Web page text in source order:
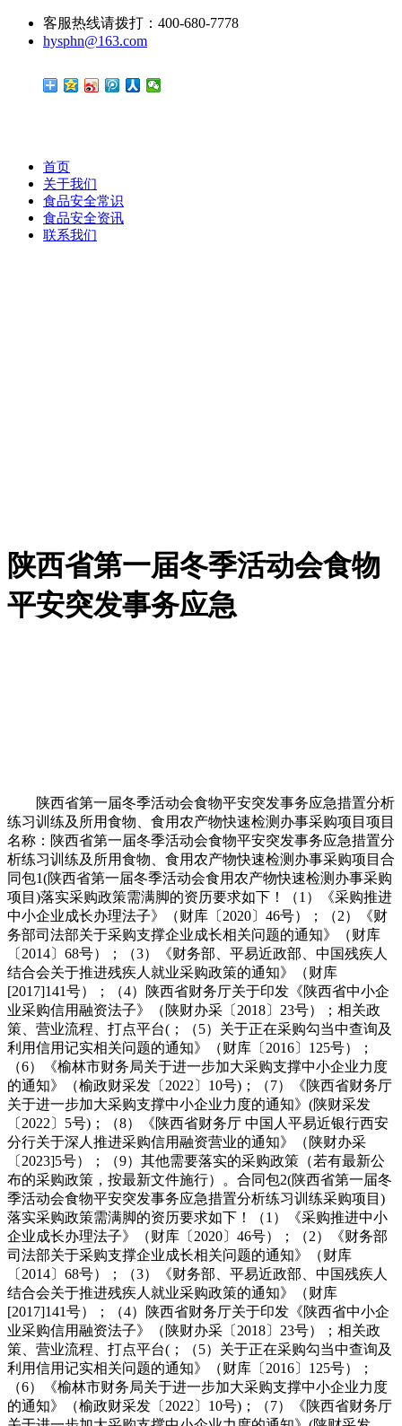
客服热线请拨打：400-680-7778
hysphn@163.com
首页
关于我们
食品安全常识
食品安全资讯
联系我们
陕西省第一届冬季活动会食物
平安突发事务应急
陕西省第一届冬季活动会食物平安突发事务应急措置分析
练习训练及所用食物、食用农产物快速检测办事采购项目项目
名称：陕西省第一届冬季活动会食物平安突发事务应急措置分
析练习训练及所用食物、食用农产物快速检测办事采购项目合
同包1(陕西省第一届冬季活动会食用农产物快速检测办事采购
项目)落实采购政策需满脚的资历要求如下！（1）《采购推进
中小企业成长办理法子》（财库〔2020〕46号）；（2）《财
务部司法部关于采购支撑企业成长相关问题的通知》（财库
〔2014〕68号）；（3）《财务部、平易近政部、中国残疾人
结合会关于推进残疾人就业采购政策的通知》（财库
[2017]141号）；（4）陕西省财务厅关于印发《陕西省中小企
业采购信用融资法子》（陕财办采〔2018〕23号）；相关政
策、营业流程、打点平台(；（5）关于正在采购勾当中查询及
利用信用记实相关问题的通知》（财库〔2016〕125号）；
（6）《榆林市财务局关于进一步加大采购支撑中小企业力度
的通知》（榆政财采发〔2022〕10号)；（7）《陕西省财务厅
关于进一步加大采购支撑中小企业力度的通知》(陕财采发
〔2022〕5号)；（8）《陕西省财务厅 中国人平易近银行西安
分行关于深人推进采购信用融资营业的通知》（陕财办采
〔2023]5号）；（9）其他需要落实的采购政策（若有最新公
布的采购政策，按最新文件施行）。合同包2(陕西省第一届冬
季活动会食物平安突发事务应急措置分析练习训练采购项目)
落实采购政策需满脚的资历要求如下！（1）《采购推进中小
企业成长办理法子》（财库〔2020〕46号）；（2）《财务部
司法部关于采购支撑企业成长相关问题的通知》（财库
〔2014〕68号）；（3）《财务部、平易近政部、中国残疾人
结合会关于推进残疾人就业采购政策的通知》（财库
[2017]141号）；（4）陕西省财务厅关于印发《陕西省中小企
业采购信用融资法子》（陕财办采〔2018〕23号）；相关政
策、营业流程、打点平台(；（5）关于正在采购勾当中查询及
利用信用记实相关问题的通知》（财库〔2016〕125号）；
（6）《榆林市财务局关于进一步加大采购支撑中小企业力度
的通知》（榆政财采发〔2022〕10号)；（7）《陕西省财务厅